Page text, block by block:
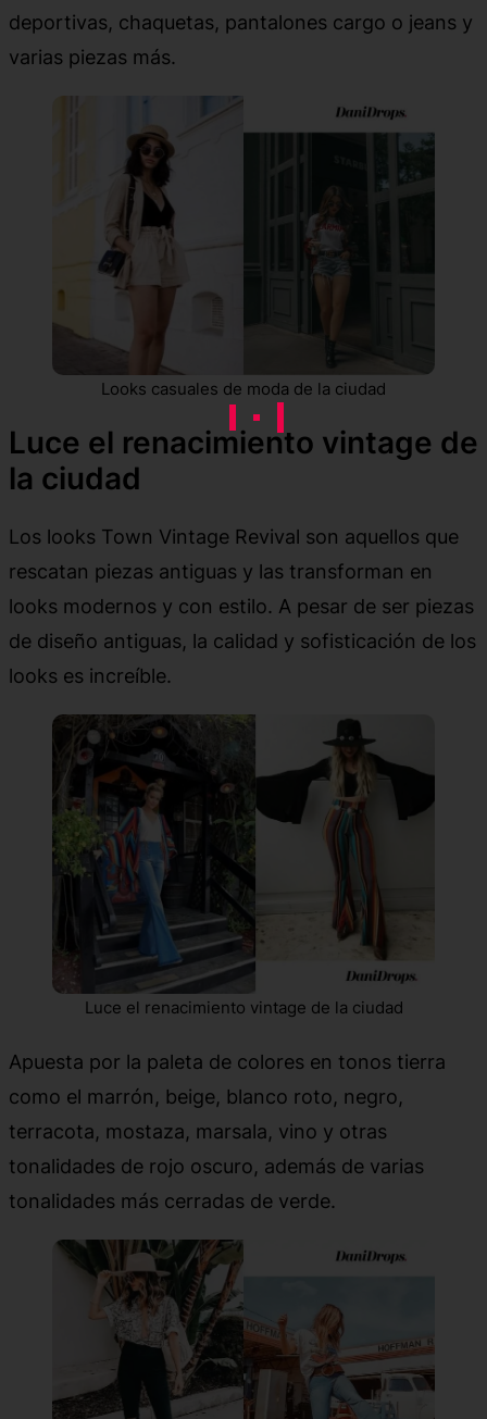
deportivas, chaquetas, pantalones cargo o jeans y
varias piezas más.
Looks casuales de moda de la ciudad
Luce el renacimiento vintage de
la ciudad
Los looks Town Vintage Revival son aquellos que
rescatan piezas antiguas y las transforman en
looks modernos y con estilo. A pesar de ser piezas
de diseño antiguas, la calidad y sofisticación de los
looks es increíble.
Luce el renacimiento vintage de la ciudad
Apuesta por la paleta de colores en tonos tierra
como el marrón, beige, blanco roto, negro,
terracota, mostaza, marsala, vino y otras
tonalidades de rojo oscuro, además de varias
tonalidades más cerradas de verde.